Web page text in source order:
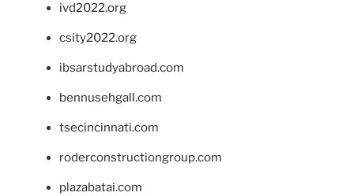
ivd2022.org
csity2022.org
ibsarstudyabroad.com
bennusehgall.com
tsecincinnati.com
roderconstructiongroup.com
plazabatai.com